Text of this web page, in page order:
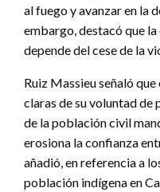
al fuego y avanzar en la
embargo, destacó que
depende del cese de la
Ruiz Massieu señaló que
claras de su voluntad de
de la población civil
erosiona la confianza
añadió, en referencia a
población indígena en